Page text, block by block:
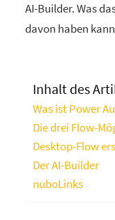
AI-Builder. Was
davon haben
Inhalt des
Was ist Power
Die drei Flow-
Desktop-Flow
Der AI-Builder
nuboLinks